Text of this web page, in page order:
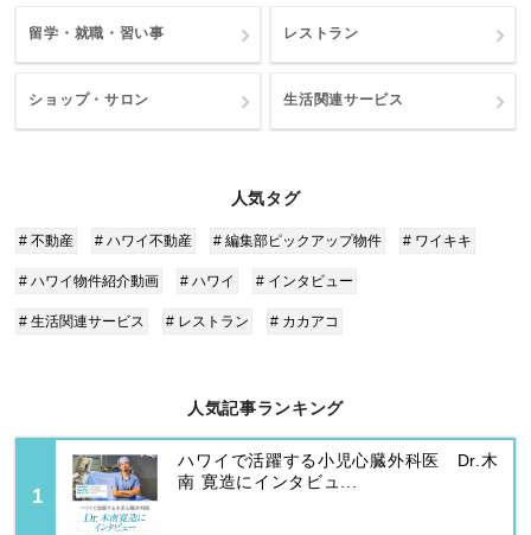
留学・就職・習い事 レストラン
ショップ・サロン 生活関連サービス
人気タグ
# 不動産 # ハワイ不動産 # 編集部ピックアップ物件 # ワイキキ
# ハワイ物件紹介動画 # ハワイ # インタビュー
# 生活関連サービス # レストラン # カカアコ
人気記事ランキング
ハワイで活躍する小児心臓外科医 Dr.木
南 寛造にインタビュ...